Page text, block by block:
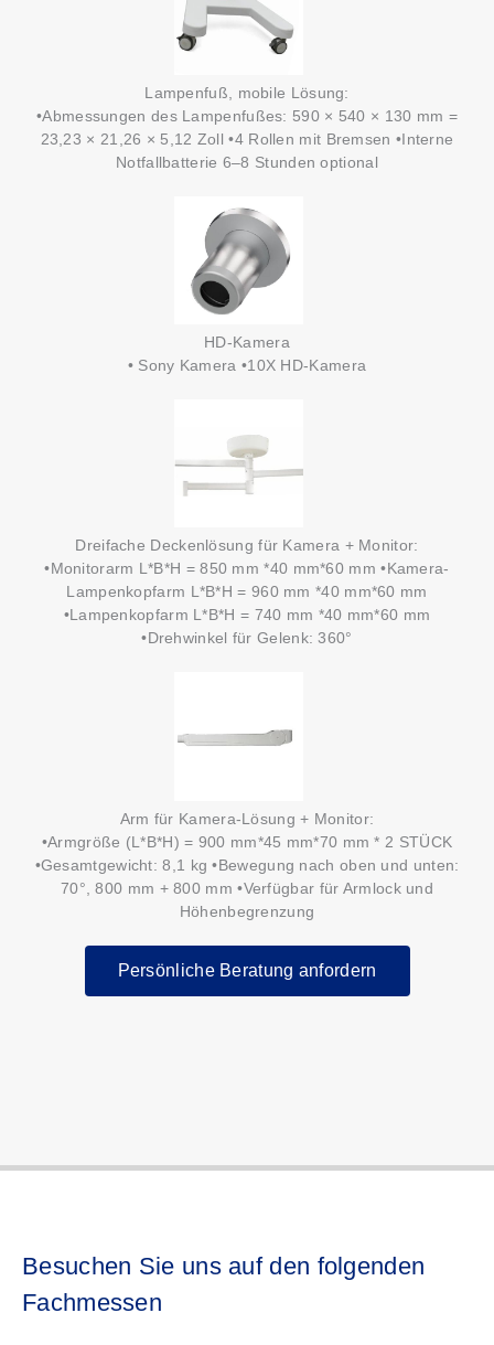
Lampenfuß, mobile Lösung:
•Abmessungen des Lampenfußes: 590 × 540 × 130 mm =
23,23 × 21,26 × 5,12 Zoll •4 Rollen mit Bremsen •Interne
Notfallbatterie 6–8 Stunden optional
HD-Kamera
• Sony Kamera •10X HD-Kamera
Dreifache Deckenlösung für Kamera + Monitor:
•Monitorarm L*B*H = 850 mm *40 mm*60 mm •Kamera-
Lampenkopfarm L*B*H = 960 mm *40 mm*60 mm
•Lampenkopfarm L*B*H = 740 mm *40 mm*60 mm
•Drehwinkel für Gelenk: 360°
Arm für Kamera-Lösung + Monitor:
•Armgröße (L*B*H) = 900 mm*45 mm*70 mm * 2 STÜCK
•Gesamtgewicht: 8,1 kg •Bewegung nach oben und unten:
70°, 800 mm + 800 mm •Verfügbar für Armlock und
Höhenbegrenzung
Persönliche Beratung anfordern
Besuchen Sie uns auf den folgenden
Fachmessen